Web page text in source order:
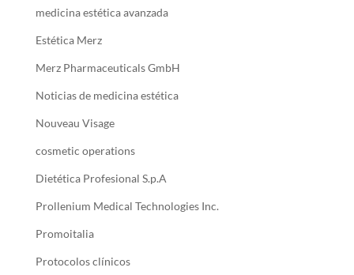
medicina estética avanzada
Estética Merz
Merz Pharmaceuticals GmbH
Noticias de medicina estética
Nouveau Visage
cosmetic operations
Dietética Profesional S.p.A
Prollenium Medical Technologies Inc.
Promoitalia
Protocolos clínicos